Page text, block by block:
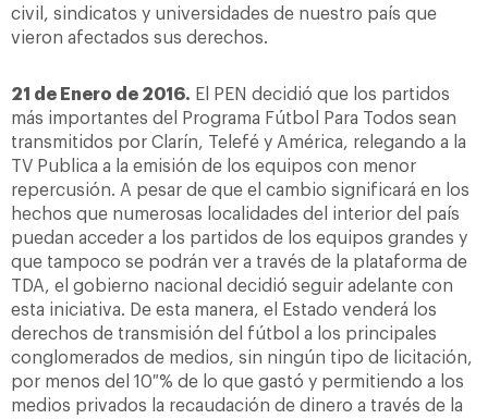
civil, sindicatos y universidades de nuestro país que
vieron afectados sus derechos.
21 de Enero de 2016. El PEN decidió que los partidos
más importantes del Programa Fútbol Para Todos sean
transmitidos por Clarín, Telefé y América, relegando a la
TV Publica a la emisión de los equipos con menor
repercusión. A pesar de que el cambio significará en los
hechos que numerosas localidades del interior del país
puedan acceder a los partidos de los equipos grandes y
que tampoco se podrán ver a través de la plataforma de
TDA, el gobierno nacional decidió seguir adelante con
esta iniciativa. De esta manera, el Estado venderá los
derechos de transmisión del fútbol a los principales
conglomerados de medios, sin ningún tipo de licitación,
por menos del 10 % de lo que gastó y permitiendo a los
medios privados la recaudación de dinero a través de la